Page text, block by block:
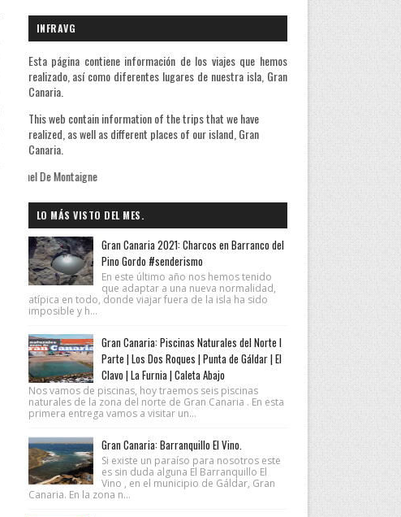
INFRAVG
Esta página contiene información de los viajes que hemos
realizado, así como diferentes lugares de nuestra isla, Gran
Canaria.
This web contain information of the trips that we have
realized, as well as different places of our island, Gran
Canaria.
LO MÁS VISTO DEL MES.
Gran Canaria 2021: Charcos en Barranco del
Pino Gordo #senderismo
En este último año nos hemos tenido
que adaptar a una nueva normalidad,
atípica en todo, donde viajar fuera de la isla ha sido
imposible y h...
Gran Canaria: Piscinas Naturales del Norte I
Parte | Los Dos Roques | Punta de Gáldar | El
Clavo | La Furnia | Caleta Abajo
Nos vamos de piscinas, hoy traemos seis piscinas
naturales de la zona del norte de Gran Canaria . En esta
primera entrega vamos a visitar un...
Gran Canaria: Barranquillo El Vino.
Si existe un paraíso para nosotros este
es sin duda alguna El Barranquillo El
Vino , en el municipio de Gáldar, Gran
Canaria. En la zona n...